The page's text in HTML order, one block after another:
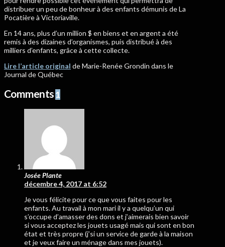
distribuer un peu de bonheur à des enfants démunis de La
Pocatière à Victoriaville.
En 14 ans, plus d’un million $ en biens et en argent a été
remis à des dizaines d’organismes, puis distribué à des
milliers d’enfants, grâce à cette collecte.
Lire l’article original de Marie-Renée Grondin dans le
Journal de Québec
Comments1
Josée Plante
décembre 4, 2017 at 6:52
Je vous félicite pour ce que vous faites pour les
enfants. Au travail à mon mari il y a quelqu’un qui
s’occupe d’amasser des dons et j’aimerais bien savoir
si vous acceptez les jouets usagé mais qui sont en bon
état et très propre (j’si un service de garde à la maison
et je veux faire un ménage dans mes jouets).